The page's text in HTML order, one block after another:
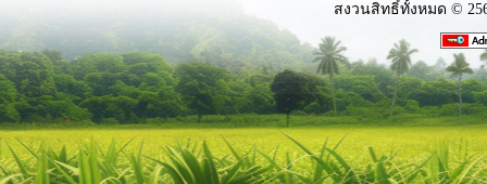
สงวนสิทธิ์ทั้งหมด ©